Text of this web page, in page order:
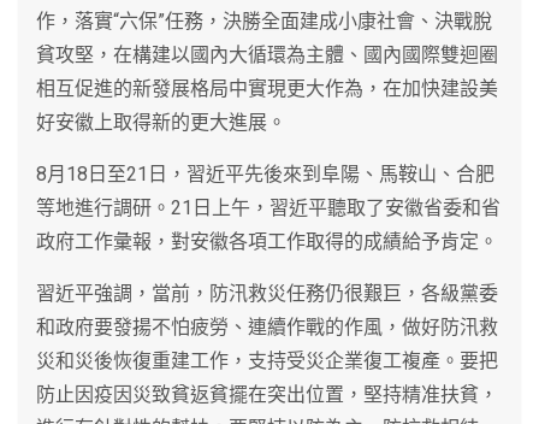
作，落實“六保”任務，決勝全面建成小康社會、決戰脫
貧攻堅，在構建以國內大循環為主體、國內國際雙迴圈
相互促進的新發展格局中實現更大作為，在加快建設美
好安徽上取得新的更大進展。
8月18日至21日，習近平先後來到阜陽、馬鞍山、合肥
等地進行調研。21日上午，習近平聽取了安徽省委和省
政府工作彙報，對安徽各項工作取得的成績給予肯定。
習近平強調，當前，防汛救災任務仍很艱巨，各級黨委
和政府要發揚不怕疲勞、連續作戰的作風，做好防汛救
災和災後恢復重建工作，支持受災企業復工複產。要把
防止因疫因災致貧返貧擺在突出位置，堅持精准扶貧，